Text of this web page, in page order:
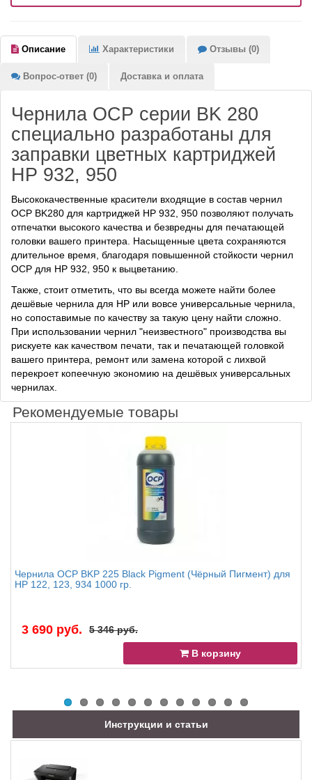
Описание Характеристики Отзывы (0)
Вопрос-ответ (0) Доставка и оплата
Чернила OCP серии BK 280
специально разработаны для
заправки цветных картриджей
HP 932, 950
Высококачественные красители входящие в состав чернил
OCP BK280 для картриджей HP 932, 950 позволяют получать
отпечатки высокого качества и безвредны для печатающей
головки вашего принтера. Насыщенные цвета сохраняются
длительное время, благодаря повышенной стойкости чернил
OCP для HP 932, 950 к выцветанию.
Также, стоит отметить, что вы всегда можете найти более
дешёвые чернила для HP или вовсе универсальные чернила,
но сопоставимые по качеству за такую цену найти сложно.
При использовании чернил "неизвестного" производства вы
рискуете как качеством печати, так и печатающей головкой
вашего принтера, ремонт или замена которой с лихвой
перекроет копеечную экономию на дешёвых универсальных
чернилах.
Рекомендуемые товары
Чернила OCP BKP 225 Black Pigment (Чёрный Пигмент) для
HP 122, 123, 934 1000 гр.
3 690 руб. 5 346 руб.
В корзину
Инструкции и статьи